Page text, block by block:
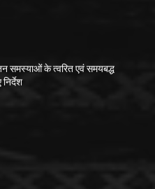
समस्याओं के त्वरित एवं समयबद्ध